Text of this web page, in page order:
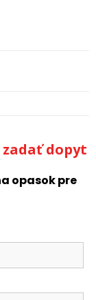
dopyt
opasok pre